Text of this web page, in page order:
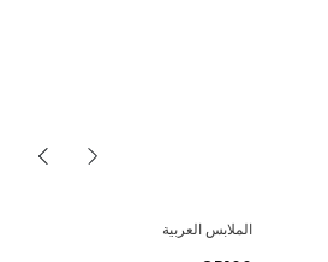
الملابس العربية